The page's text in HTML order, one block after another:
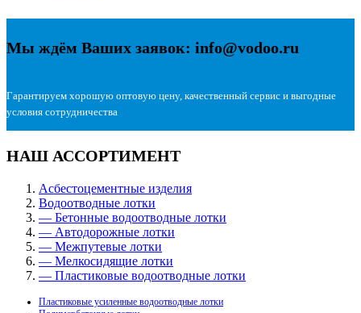
Мы ждём Ваших заявок: info@vodoo.ru
Гарантируем хорошую оптовую цену, качественный сервис и выгодные
условия сотрудничества
НАШ АССОРТИМЕНТ
Асбестоцементные изделия
Водоотводные лотки
— Бетонные водоотводные лотки
— Автодорожные лотки
— Межпутевые лотки
— Мелкосидящие лотки
— Пластиковые водоотводные лотки
Пластиковые усиленные водоотводные лотки